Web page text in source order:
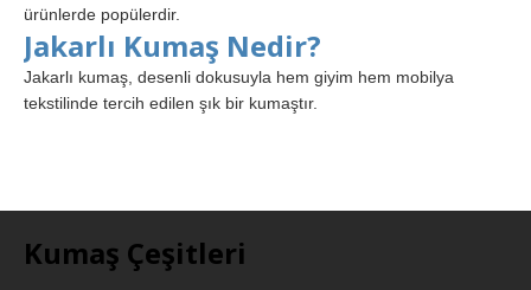
ürünlerde popülerdir.
Jakarlı Kumaş Nedir?
Jakarlı kumaş, desenli dokusuyla hem giyim hem mobilya
tekstilinde tercih edilen şık bir kumaştır.
Kumaş Çeşitleri